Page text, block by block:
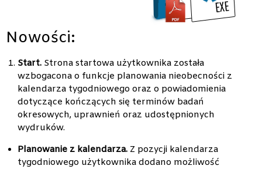
Nowości:
Start. Strona startowa użytkownika została
wzbogacona o funkcje planowania nieobecności z
kalendarza tygodniowego oraz o powiadomienia
dotyczące kończących się terminów badań
okresowych, uprawnień oraz udostępnionych
wydruków.
Planowanie z kalendarza. Z pozycji kalendarza
tygodniowego użytkownika dodano możliwość